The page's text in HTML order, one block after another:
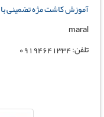
آموزش کاشت مژه تضمینی
maral
تلفن: 09194641334